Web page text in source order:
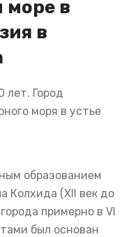
море в
в
лет. Город
моря в устье
образованием
Колхида (XII век до
примерно в VI
был основан